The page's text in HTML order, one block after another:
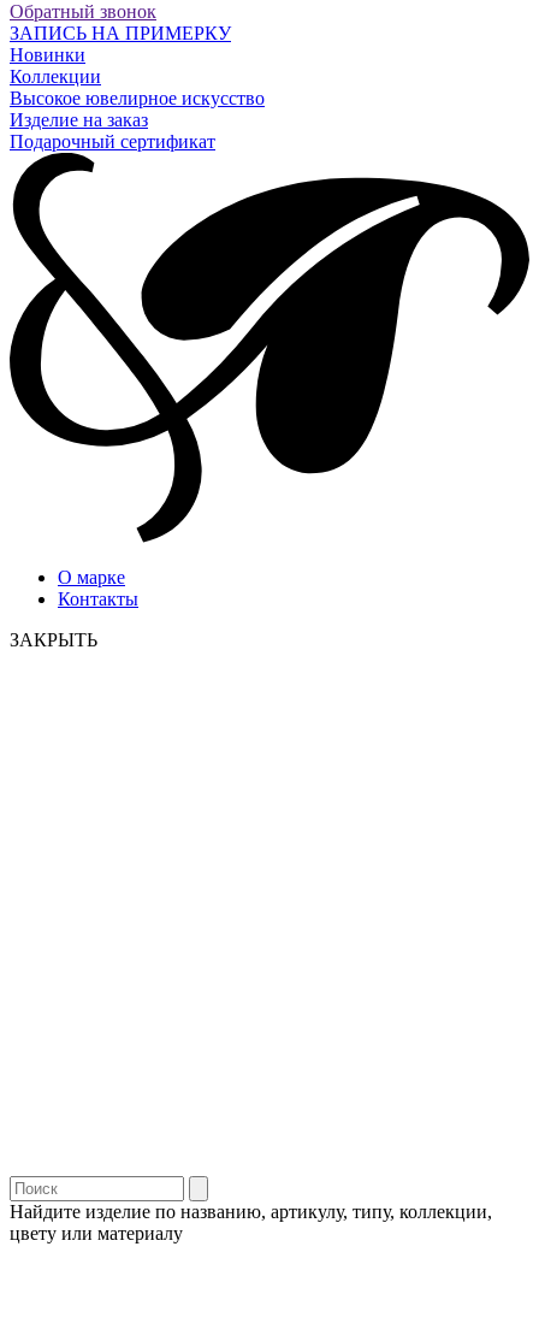
Обратный звонок
ЗАПИСЬ НА ПРИМЕРКУ
Новинки
Коллекции
Высокое ювелирное искусство
Изделие на заказ
Подарочный сертификат
О марке
Контакты
ЗАКРЫТЬ
Найдите изделие по названию, артикулу, типу, коллекции,
цвету или материалу